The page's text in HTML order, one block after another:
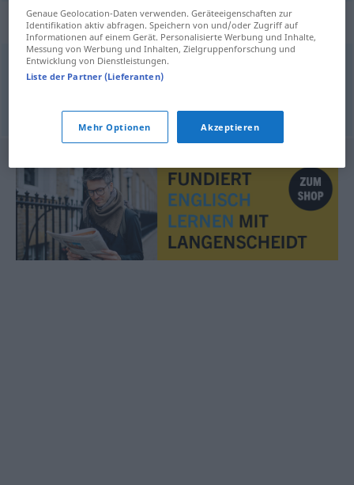
Synonyme für "marionette"
puppet
© Princeton University
Genaue Geolocation-Daten verwenden. Geräteeigenschaften zur
Identifikation aktiv abfragen. Speichern von und/oder Zugriff auf
Informationen auf einem Gerät. Personalisierte Werbung und Inhalte,
Messung von Werbung und Inhalten, Zielgruppenforschung und
Entwicklung von Dienstleistungen.
Liste der Partner (Lieferanten)
Mehr Optionen Akzeptieren